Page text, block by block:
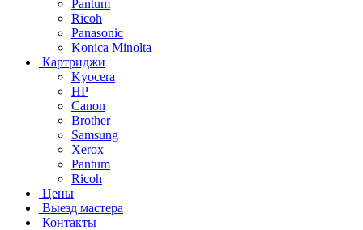
Pantum
Ricoh
Panasonic
Konica Minolta
Картриджи
Kyocera
HP
Canon
Brother
Samsung
Xerox
Pantum
Ricoh
Цены
Выезд мастера
Контакты